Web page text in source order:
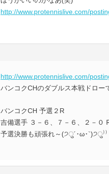
http://www.protennislive.com/
http://www.protennislive.com/
バンコクCHのダブルス本戦ドロー
バンコクCH 予選２R
吉備選手 ３－６、７－６、２－０
予選決勝も頑張れ～(੭ु´･ω･`)੭ु⁾⁾